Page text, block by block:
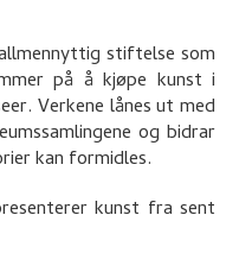
stiftelse som
på å kjøpe kunst i
Verkene lånes ut med
og bidrar
kan formidles.
kunst fra sent